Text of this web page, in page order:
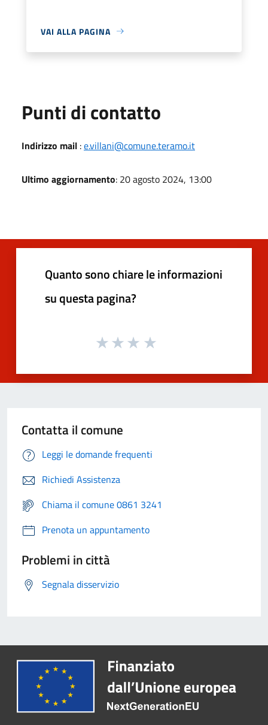
VAI ALLA PAGINA
Punti di contatto
Indirizzo mail :e.villani@comune.teramo.it
Ultimo aggiornamento: 20 agosto 2024, 13:00
Quanto sono chiare le informazioni
su questa pagina?
Contatta il comune
Leggi le domande frequenti
Richiedi Assistenza
Chiama il comune 0861 3241
Prenota un appuntamento
Problemi in città
Segnala disservizio